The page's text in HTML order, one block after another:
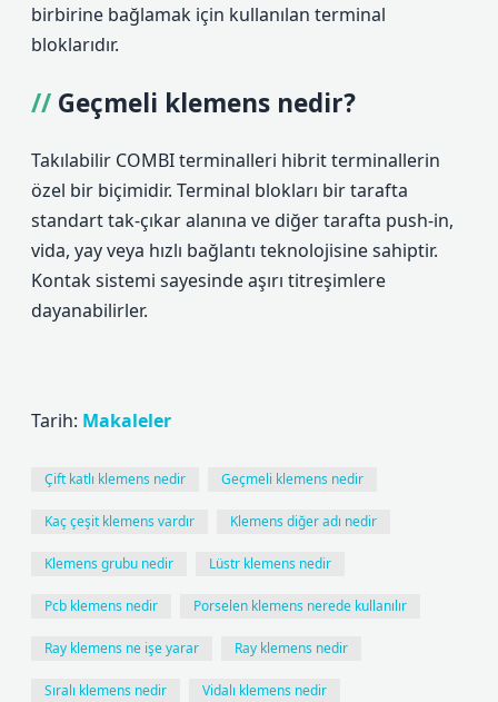
birbirine bağlamak için kullanılan terminal
bloklarıdır.
Geçmeli klemens nedir?
Takılabilir COMBI terminalleri hibrit terminallerin
özel bir biçimidir. Terminal blokları bir tarafta
standart tak-çıkar alanına ve diğer tarafta push-in,
vida, yay veya hızlı bağlantı teknolojisine sahiptir.
Kontak sistemi sayesinde aşırı titreşimlere
dayanabilirler.
Tarih: Makaleler
Çift katlı klemens nedir Geçmeli klemens nedir
Kaç çeşit klemens vardır Klemens diğer adı nedir
Klemens grubu nedir Lüstr klemens nedir
Pcb klemens nedir Porselen klemens nerede kullanılır
Ray klemens ne işe yarar Ray klemens nedir
Sıralı klemens nedir Vidalı klemens nedir